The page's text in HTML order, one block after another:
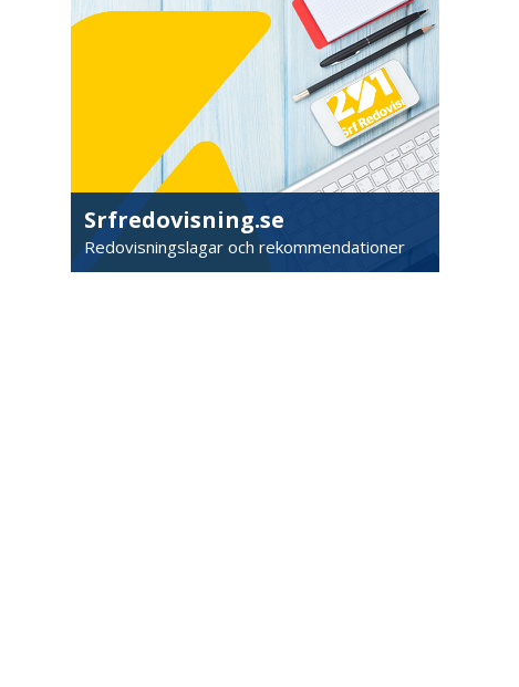
Srfredovisning.se
Redovisningslagar och rekommendationer